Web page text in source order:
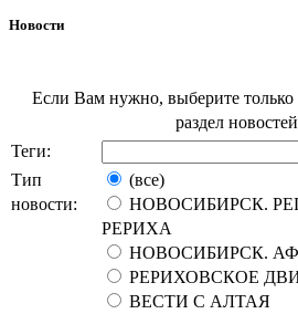
Новости
Если Вам нужно, выберите только
раздел
Теги:
Тип
новости:
(все)
НОВОСИБИРСК.
РЕРИХА
НОВОСИБИРСК.
РЕРИХОВСКОЕ
ВЕСТИ С АЛТАЯ